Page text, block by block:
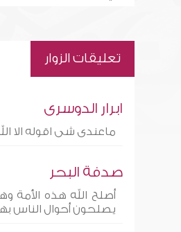
تعليقات الزوار
ابرار الدوسرى
ماعندى شى اقوله الا
صدفة البحر
أصلح الله هذه الأمة
يصلحون أحوال الناس